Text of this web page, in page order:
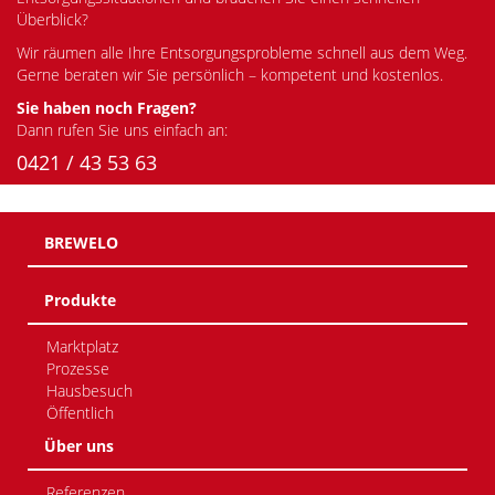
Überblick?
Wir räumen alle Ihre Entsorgungsprobleme schnell aus dem Weg.
Gerne beraten wir Sie persönlich – kompetent und kostenlos.
Sie haben noch Fragen?
Dann rufen Sie uns einfach an:
0421 / 43 53 63
BREWELO
Produkte
Marktplatz
Prozesse
Hausbesuch
Öffentlich
Über uns